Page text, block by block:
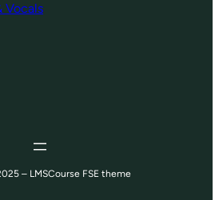
Vocals
– LMSCourse FSE theme